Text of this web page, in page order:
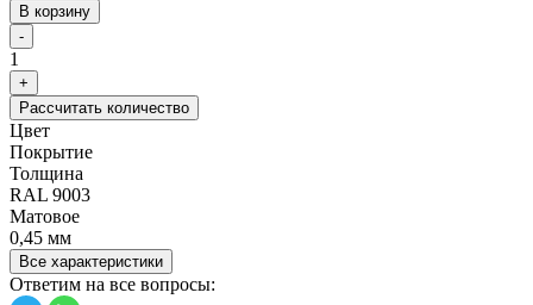
В корзину
-
1
+
Рассчитать количество
Цвет
Покрытие
Толщина
RAL 9003
Матовое
0,45 мм
Все характеристики
Ответим на все вопросы: